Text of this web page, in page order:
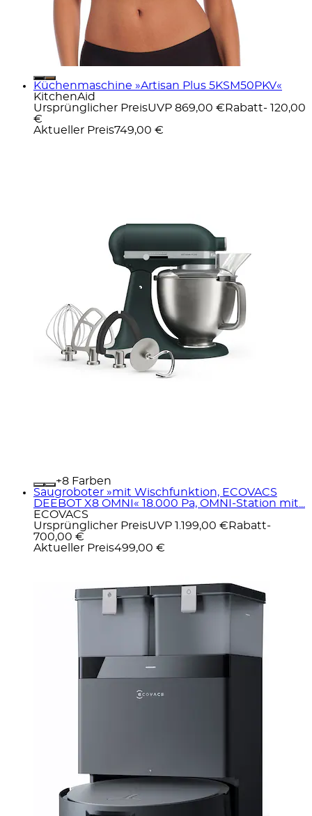
Küchenmaschine »Artisan Plus 5KSM50PKV«
KitchenAid
Ursprünglicher PreisUVP 869,00 € Rabatt- 120,00
€
Aktueller Preis749,00 €
+
Farben
Saugroboter »mit Wischfunktion, ECOVACS
DEEBOT X8 OMNI« 18.000 Pa, OMNI-Station mit...
ECOVACS
Ursprünglicher PreisUVP 1.199,00 € Rabatt-
700,00 €
Aktueller Preis499,00 €